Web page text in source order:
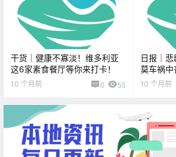
干货｜健康不寡淡！维多利亚
这6家素食餐厅等你来打卡！
10 个月前 0 55
日报｜
莫车祸中
勒索，警
10 个月前